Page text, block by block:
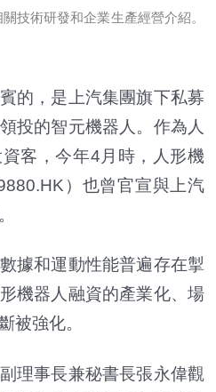
技術研發和企業生產經營介紹。
的，是上汽集團旗下私募
投的智元機器人。作為人
客，今年4月時，人形機
）也曾官宣與上汽
據和運動性能普遍存在掣
機器人融資的產業化、場
被強化。
理事長兼秘書長張永偉觀